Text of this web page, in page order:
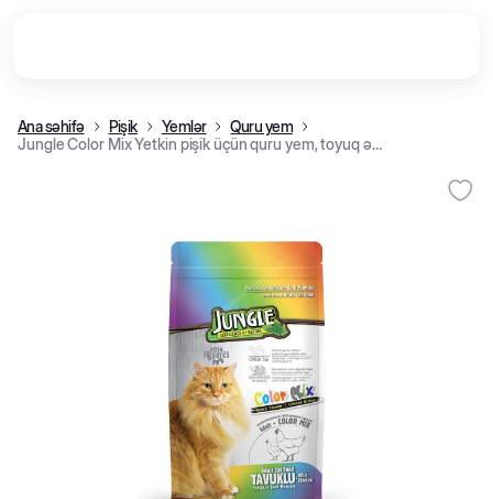
Ana səhifə Pişik Yemlər
Quru yem
Jungle Color Mix Yetkin pişik üçün quru yem, toyuq əti ilə (15 kq)